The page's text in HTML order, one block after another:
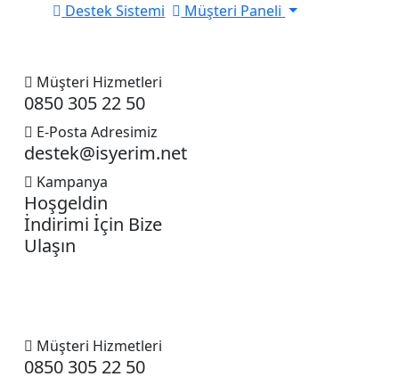
Destek Sistemi Müşteri Paneli
Müşteri Hizmetleri
0850 305 22 50
E-Posta Adresimiz
destek@isyerim.net
Kampanya
Hoşgeldin
İndirimi İçin Bize
Ulaşın
Müşteri Hizmetleri
0850 305 22 50